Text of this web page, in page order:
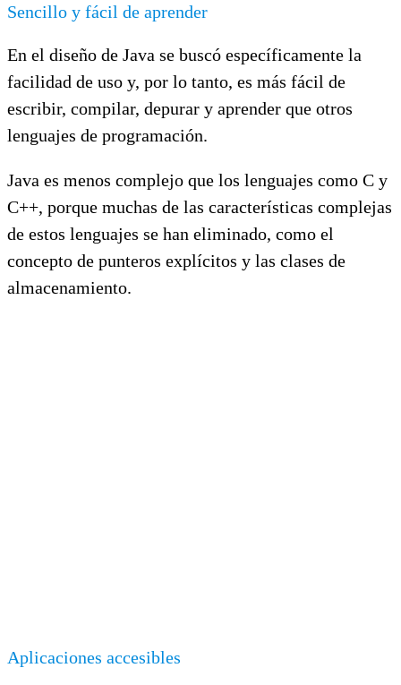
Sencillo y fácil de aprender
En el diseño de Java se buscó específicamente la
facilidad de uso y, por lo tanto, es más fácil de
escribir, compilar, depurar y aprender que otros
lenguajes de programación.
Java es menos complejo que los lenguajes como C y
C++, porque muchas de las características complejas
de estos lenguajes se han eliminado, como el
concepto de punteros explícitos y las clases de
almacenamiento.
Aplicaciones accesibles